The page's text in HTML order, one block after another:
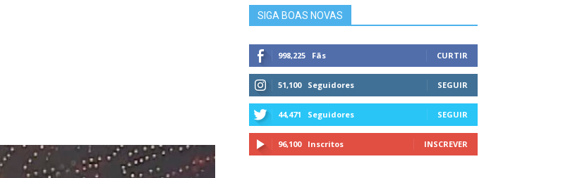
SIGA BOAS NOVAS
998,225 Fãs CURTIR
51,100 Seguidores SEGUIR
44,471 Seguidores SEGUIR
96,100 Inscritos INSCREVER